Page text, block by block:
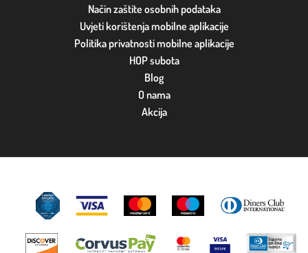
Način zaštite osobnih podataka
Uvjeti korištenja mobilne aplikacije
Politika privatnosti mobilne aplikacije
HOP subota
Blog
O nama
Akcija